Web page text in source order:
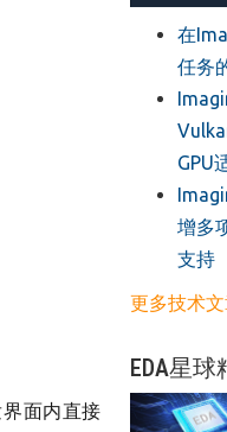
面内直接
在
任务
GPU
增多
支持
更多技术
EDA星